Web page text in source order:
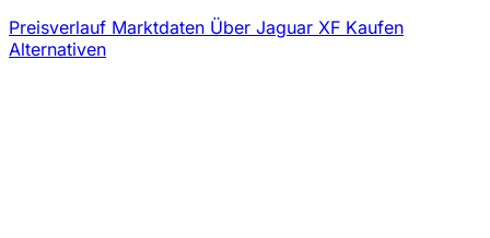
Preisverlauf Marktdaten Über Jaguar XF Kaufen
Alternativen